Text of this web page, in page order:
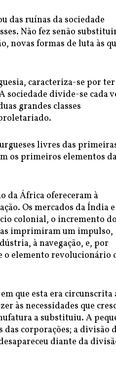
das ruínas da sociedade
Não fez senão
novas formas de luta às
caracteriza-se por ter
sociedade divide-se cada
grandes classes
livres das
os primeiros elementos da
da África ofereceram à
Os mercados da Índia
colonial, o incremento
imprimiram um impulso,
à navegação, e, por
o elemento revolucionário
que esta era circunscrita
às necessidades que
a substituiu. A
corporações; a divisão
diante da